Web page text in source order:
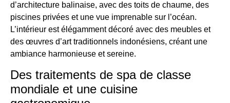
d’architecture balinaise, avec des toits de chaume, des
piscines privées et une vue imprenable sur l’océan.
L’intérieur est élégamment décoré avec des meubles et
des œuvres d’art traditionnels indonésiens, créant une
ambiance harmonieuse et sereine.
Des traitements de spa de classe
mondiale et une cuisine